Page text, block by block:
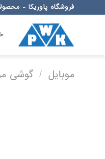
to
فروشگاه پاوریکا -
موبایل / گوشی